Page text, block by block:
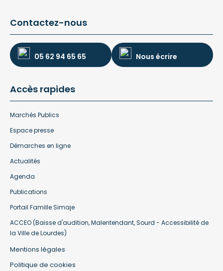
Contactez-nous
05 62 94 65 65 Nous écrire
Accès rapides
Marchés Publics
Espace presse
Démarches en ligne
Actualités
Agenda
Publications
Portail Famille Simaje
ACCEO (Baisse d'audition, Malentendant, Sourd - Accessibilité de
la Ville de Lourdes)
Mentions légales
Politique de cookies